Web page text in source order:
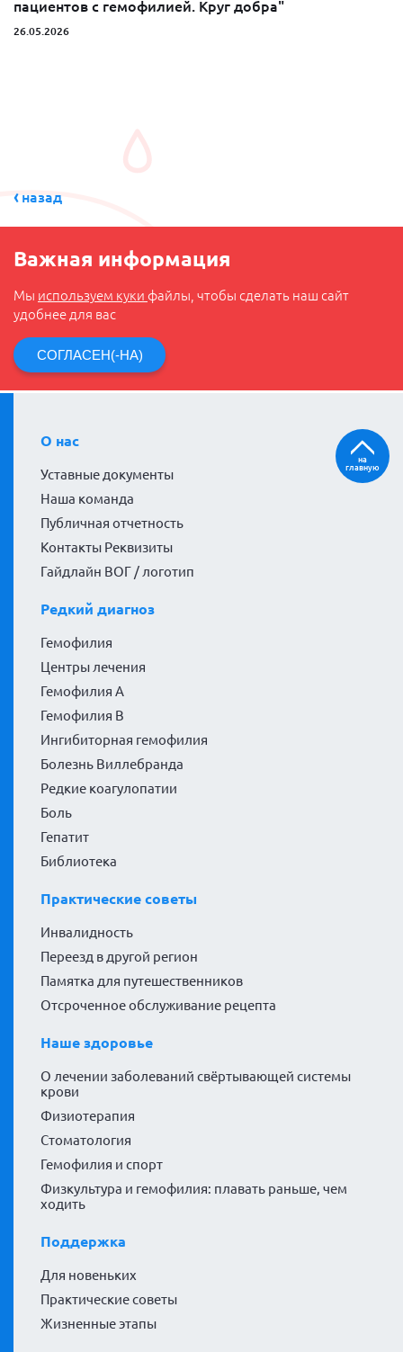
пациентов с гемофилией. Круг добра"
26.05.2026
назад
Важная информация
Мы используем куки файлы, чтобы сделать наш сайт
удобнее для вас
СОГЛАСЕН(-НА)
О нас
Уставные документы
Наша команда
Публичная отчетность
Контакты Реквизиты
Гайдлайн ВОГ / логотип
Редкий диагноз
Гемофилия
Центры лечения
Гемофилия А
Гемофилия В
Ингибиторная гемофилия
Болезнь Виллебранда
Редкие коагулопатии
Боль
Гепатит
Библиотека
Практические советы
Инвалидность
Переезд в другой регион
Памятка для путешественников
Отсроченное обслуживание рецепта
Наше здоровье
О лечении заболеваний свёртывающей системы
крови
Физиотерапия
Стоматология
Гемофилия и спорт
Физкультура и гемофилия: плавать раньше, чем
ходить
Поддержка
Для новеньких
Практические советы
Жизненные этапы
на
главную